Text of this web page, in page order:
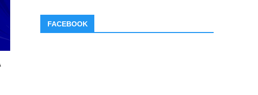
FACEBOOK